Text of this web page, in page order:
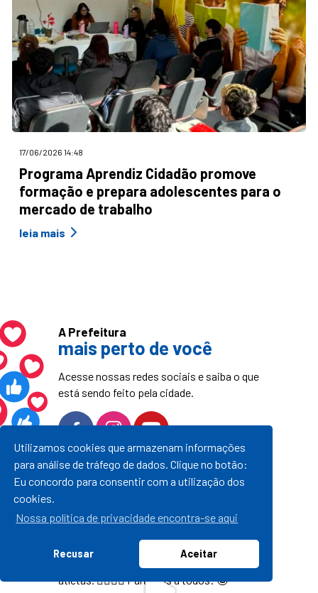
Utilizamos cookies que armazenam informações
para análise de tráfego de dados. Clique no botão:
Eu concordo para consentir com a utilização dos
cookies.
Nossa política de privacidade encontra-se aqui
Recusar Aceitar
17/06/2026 14:48
Programa Aprendiz Cidadão promove
formação e prepara adolescentes para o
mercado de trabalho
leia mais
A Prefeitura
mais perto de você
Acesse nossas redes sociais e saiba o que
está sendo feito pela cidade.
@PrefeituraPassoFundo